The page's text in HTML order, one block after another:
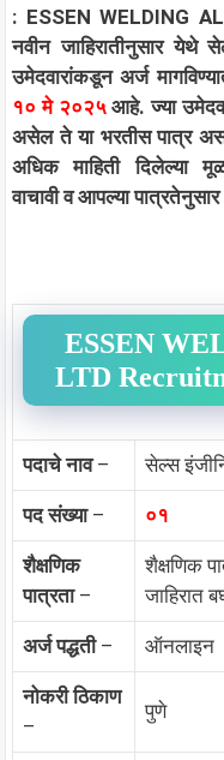
: ESSEN WELDING
नवीन जाहिरातीनुसार येथे
उमेदवारांकडून अर्ज
१० मे २०२५आहे. ज्या
असेल ते या भरतीस पात्र
अधिक माहिती दिलेल्या
वाचावी व आपल्या
ESSEN
LTD
पदाचे नाव– सेल्स
पद संख्या– ०१
शैक्षणिक
पात्रता–
शैक्षणिक
जाहिरात
अर्ज पद्धती– ऑनलाइन
नोकरी ठिकाण
–
पुणे